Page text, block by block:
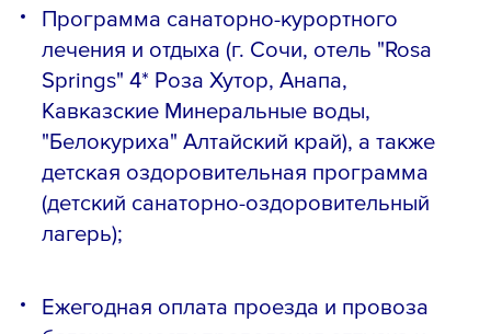
Программа санаторно-курортного
лечения и отдыха (г. Сочи, отель "Rosa
Springs" 4* Роза Хутор, Анапа,
Кавказские Минеральные воды,
"Белокуриха" Алтайский край), а также
детская оздоровительная программа
(детский санаторно-оздоровительный
лагерь);
Ежегодная оплата проезда и провоза